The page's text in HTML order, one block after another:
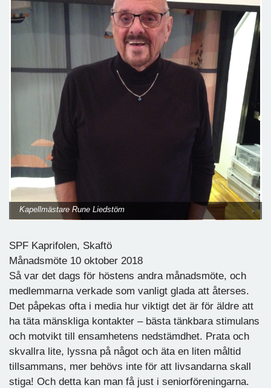
Kapellmästare Rune Liedstöm
SPF Kaprifolen, Skaftö
Månadsmöte 10 oktober 2018
Så var det dags för höstens andra månadsmöte, och
medlemmarna verkade som vanligt glada att återses.
Det påpekas ofta i media hur viktigt det är för äldre att
ha täta mänskliga kontakter – bästa tänkbara stimulans
och motvikt till ensamhetens nedstämdhet. Prata och
skvallra lite, lyssna på något och äta en liten måltid
tillsammans, mer behövs inte för att livsandarna skall
stiga! Och detta kan man få just i seniorföreningarna.